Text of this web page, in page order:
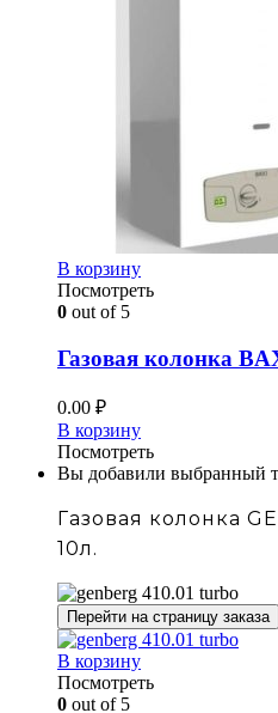
В корзину
Посмотреть
0 out of 5
Газовая колонка
0.00 ₽
В корзину
Посмотреть
Вы добавили выбранный
Газовая колонка
10л.
Перейти на страницу заказа
В корзину
Посмотреть
0 out of 5